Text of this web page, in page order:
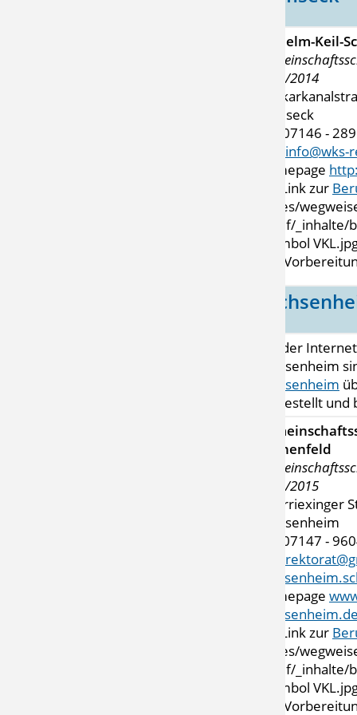
Wilhelm-Keil-
2013/2014
Remseck
Tel. 07146 -
info@wks-
Homepage
mit Link zur
VKL-
Auf der
Sachsenheim
Sachsenheim
dargestellt
Sonnenfeld
2014/2015
Oberriexinger
Sachsenheim
Tel. 07147 -
Homepage
mit Link zur
VKL-